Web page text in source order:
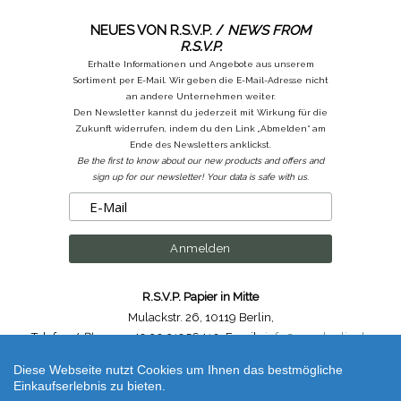
NEUES VON R.S.V.P. / NEWS FROM
R.S.V.P.
Erhalte Informationen und Angebote aus unserem
Sortiment per E-Mail. Wir geben die E-Mail-Adresse nicht
an andere Unternehmen weiter.
Den Newsletter kannst du jederzeit mit Wirkung für die
Zukunft widerrufen, indem du den Link „Abmelden“ am
Ende des Newsletters anklickst.
Be the first to know about our new products and offers and
sign up for our newsletter! Your data is safe with us.
R.S.V.P. Papier in Mitte
Mulackstr. 26 10119 Berlin
Telefon /Phone: ++49.30.31956410,Email :info@rsvp-berlin.de
Shop erstellt mit VersaCommerce.
Diese Webseite nutzt Cookies um Ihnen das bestmögliche
Einkaufserlebnis zu bieten.